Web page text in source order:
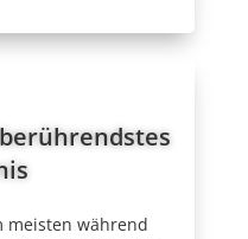
meisten während